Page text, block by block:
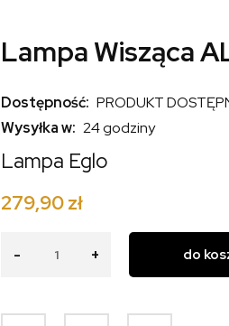
Lampa Wisząca
Dostępność: PRODUKT
Wysyłka w: 24 godziny
Lampa Eglo
279,90 zł
- + do